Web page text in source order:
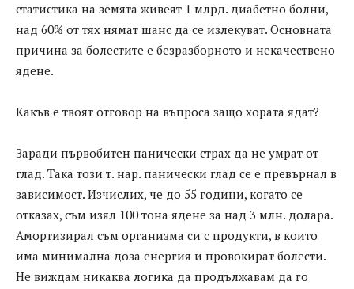
статистика на земята живеят 1 млрд. диабетно болни,
над 60% от тях нямат шанс да се излекуват. Основната
причина за болестите е безразборното и некачествено
ядене.
Какъв е твоят отговор на въпроса защо хората ядат?
Заради първобитен панически страх да не умрат от
глад. Така този т. нар. панически глад се е превърнал в
зависимост. Изчислих, че до 55 години, когато се
отказах, съм изял 100 тона ядене за над 3 млн. долара.
Амортизирал съм организма си с продукти, в които
има минимална доза енергия и провокират болести.
Не виждам никаква логика да продължавам да го